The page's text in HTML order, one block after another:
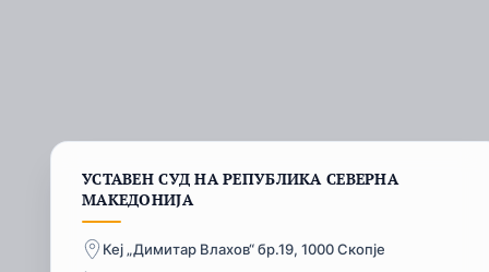
УСТАВЕН СУД НА РЕПУБЛИКА СЕВЕРНА
МАКЕДОНИЈА
Кеј „Димитар Влахов“ бр.19, 1000 Скопје